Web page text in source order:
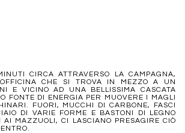
CIRCA ATTRAVERSO LA CAMPAGNA,
CHE SI TROVA IN MEZZO A UN
E VICINO AD UNA BELLISSIMA CASCATA
FONTE DI ENERGIA PER MUOVERE I MAGLI
FUORI, MUCCHI DI CARBONE, FASCI
DI VARIE FORME E BASTONI DI LEGNO
AI MAZZUOLI, CI LASCIANO PRESAGIRE CIÒ